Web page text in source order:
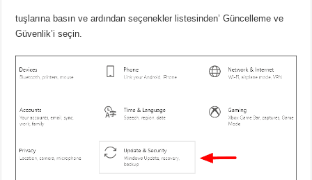
tuşlarına basın ve ardından seçenekler listesinden’ Güncelleme ve
Güvenlik’i seçin.